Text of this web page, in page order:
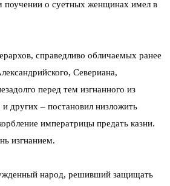
поучении о суетных женщинах имел в
справедливо обличаемых ранее
Севериана,
перед тем изгнанного из
других – постановил низложить
императрицы предать казни.
изгнанием.
народ, решивший защищать